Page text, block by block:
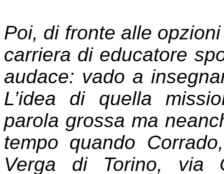
Poi, di fronte alle
carriera di educatore
audace: vado a
L’idea di quella
parola grossa ma
tempo quando
Verga di Torino, via